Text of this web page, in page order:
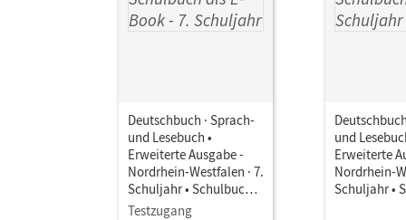
Deutschbuch · Sprach-
und Lesebuch •
Erweiterte Ausgabe -
Nordrhein-Westfalen · 7.
Schuljahr • Schulbuch
als E-Book
Testzugang
und
Erweiterte
Nordrhein-
Schuljahr •